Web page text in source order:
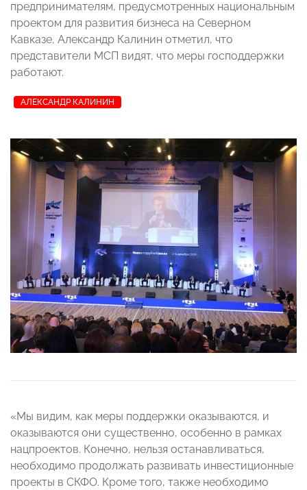
предпринимателям, предусмотренных национальным
проектом для развития бизнеса на Северном
Кавказе, Александр Калинин отметил, что
представители МСП видят, что меры господдержки
работают.
АЛЕКСАНДР КАЛИНИН
«Мы видим, как меры поддержки оказываются, и
оказываются они существенно, особенно в рамках
нацпроектов. Конечно, нельзя останавливаться,
необходимо продолжать развивать инвестиционные
проекты в СКФО. Кроме того, также необходимо